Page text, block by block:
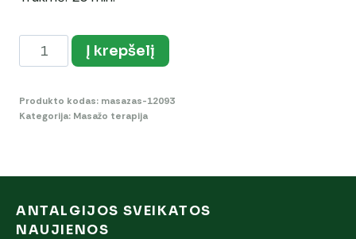
produkto
kiekis:
hidromasažas
Į krepšelį
Produkto kodas: masazas-12093
Kategorija: Masažo terapija
ANTALGIJOS SVEIKATOS
NAUJIENOS